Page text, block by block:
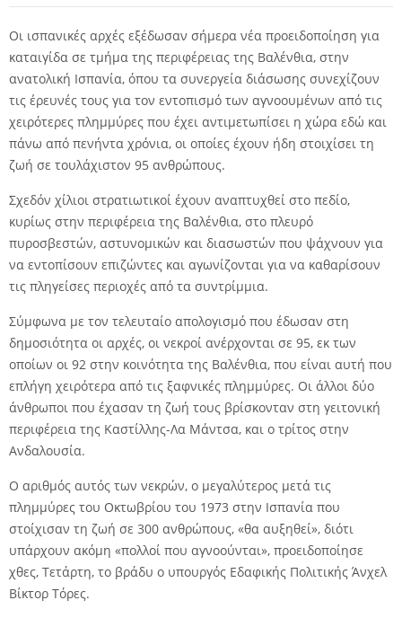
Οι ισπανικές αρχές εξέδωσαν σήμερα νέα προειδοποίηση για
καταιγίδα σε τμήμα της περιφέρειας της Βαλένθια, στην
ανατολική Ισπανία, όπου τα συνεργεία διάσωσης συνεχίζουν
τις έρευνές τους για τον εντοπισμό των αγνοουμένων από τις
χειρότερες πλημμύρες που έχει αντιμετωπίσει η χώρα εδώ και
πάνω από πενήντα χρόνια, οι οποίες έχουν ήδη στοιχίσει τη
ζωή σε τουλάχιστον 95 ανθρώπους.
Σχεδόν χίλιοι στρατιωτικοί έχουν αναπτυχθεί στο πεδίο,
κυρίως στην περιφέρεια της Βαλένθια, στο πλευρό
πυροσβεστών, αστυνομικών και διασωστών που ψάχνουν για
να εντοπίσουν επιζώντες και αγωνίζονται για να καθαρίσουν
τις πληγείσες περιοχές από τα συντρίμμια.
Σύμφωνα με τον τελευταίο απολογισμό που έδωσαν στη
δημοσιότητα οι αρχές, οι νεκροί ανέρχονται σε 95, εκ των
οποίων οι 92 στην κοινότητα της Βαλένθια, που είναι αυτή που
επλήγη χειρότερα από τις ξαφνικές πλημμύρες. Οι άλλοι δύο
άνθρωποι που έχασαν τη ζωή τους βρίσκονταν στη γειτονική
περιφέρεια της Καστίλλης-Λα Μάντσα, και ο τρίτος στην
Ανδαλουσία.
Ο αριθμός αυτός των νεκρών, ο μεγαλύτερος μετά τις
πλημμύρες του Οκτωβρίου του 1973 στην Ισπανία που
στοίχισαν τη ζωή σε 300 ανθρώπους, «θα αυξηθεί», διότι
υπάρχουν ακόμη «πολλοί που αγνοούνται», προειδοποίησε
χθες, Τετάρτη, το βράδυ ο υπουργός Εδαφικής Πολιτικής Άνχελ
Βίκτορ Τόρες.